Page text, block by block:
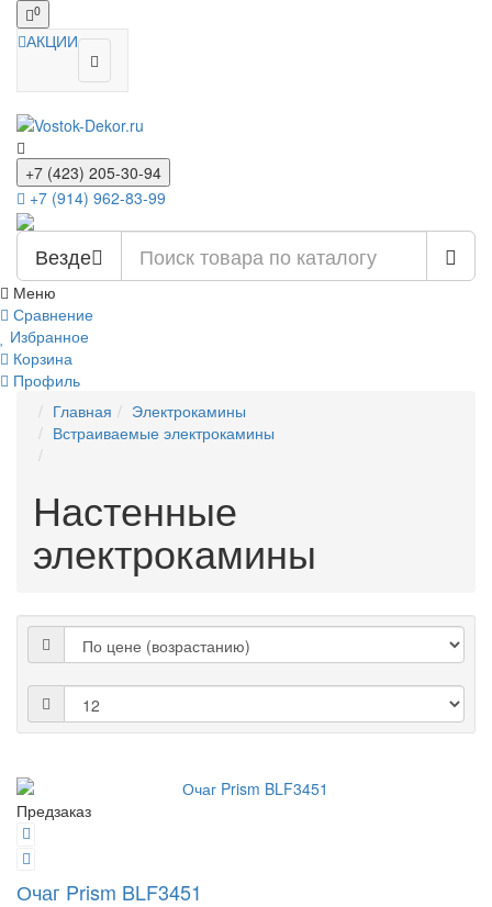
0
АКЦИИ
+7 (423) 205-30-94
+7 (914) 962-83-99
Везде
Меню
Сравнение
Избранное
Корзина
Профиль
Главная
Электрокамины
Встраиваемые электрокамины
Настенные
электрокамины
Предзаказ
Очаг Prism BLF3451